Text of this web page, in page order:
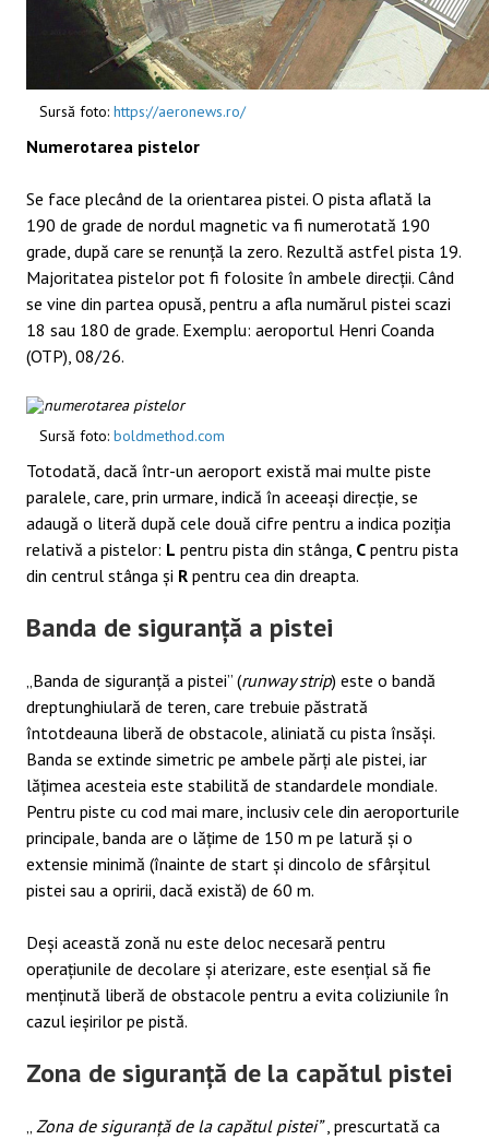
Sursă foto: https://aeronews.ro/
Numerotarea pistelor
Se face plecând de la orientarea pistei. O pista aflată la
190 de grade de nordul magnetic va fi numerotată 190
grade, după care se renunță la zero. Rezultă astfel pista 19.
Majoritatea pistelor pot fi folosite în ambele direcții. Când
se vine din partea opusă, pentru a afla numărul pistei scazi
18 sau 180 de grade. Exemplu: aeroportul Henri Coanda
(OTP), 08/26.
Sursă foto: boldmethod.com
Totodată, dacă într-un aeroport există mai multe piste
paralele, care, prin urmare, indică în aceeași direcție, se
adaugă o literă după cele două cifre pentru a indica poziția
relativă a pistelor: L pentru pista din stânga, C pentru pista
din centrul stânga și R pentru cea din dreapta.
Banda de siguranță a pistei
„Banda de siguranță a pistei” (runway strip) este o bandă
dreptunghiulară de teren, care trebuie păstrată
întotdeauna liberă de obstacole, aliniată cu pista însăși.
Banda se extinde simetric pe ambele părți ale pistei, iar
lățimea acesteia este stabilită de standardele mondiale.
Pentru piste cu cod mai mare, inclusiv cele din aeroporturile
principale, banda are o lățime de 150 m pe latură și o
extensie minimă (înainte de start și dincolo de sfârșitul
pistei sau a opririi, dacă există) de 60 m.
Deși această zonă nu este deloc necesară pentru
operațiunile de decolare și aterizare, este esențial să fie
menținută liberă de obstacole pentru a evita coliziunile în
cazul ieșirilor pe pistă.
Zona de siguranță de la capătul pistei
„ Zona de siguranță de la capătul pistei”, prescurtată ca